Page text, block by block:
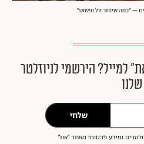
– "כמה שיותר זול ופשוט"
למייל? הירשמי לניוזלטר
שלנו
שלחי
ומידע פרסומי מאתר ״את״